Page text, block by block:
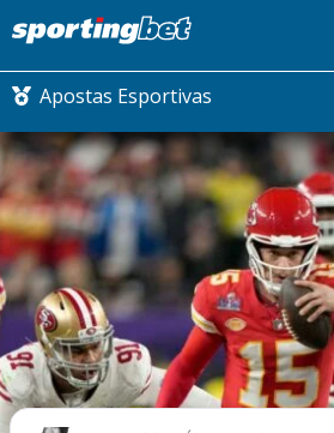
Apostas Esportivas
CONMEBOL
FUTEBOL NACIONAL
FUTEBOL INTERNACIONAL
COMO APOSTAR